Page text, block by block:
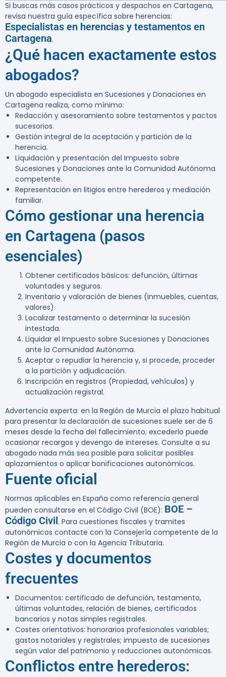
Si buscas más casos prácticos y despachos en Cartagena,
revisa nuestra guía específica sobre herencias:
Especialistas en herencias y testamentos en
Cartagena.
¿Qué hacen exactamente estos
abogados?
Un abogado especialista en Sucesiones y Donaciones en
Cartagena realiza, como mínimo:
Redacción y asesoramiento sobre testamentos y pactos
sucesorios.
Gestión integral de la aceptación y partición de la
herencia.
Liquidación y presentación del Impuesto sobre
Sucesiones y Donaciones ante la Comunidad Autónoma
competente.
Representación en litigios entre herederos y mediación
familiar.
Cómo gestionar una herencia
en Cartagena (pasos
esenciales)
Obtener certificados básicos: defunción, últimas
voluntades y seguros.
Inventario y valoración de bienes (inmuebles, cuentas,
valores).
Localizar testamento o determinar la sucesión
intestada.
Liquidar el Impuesto sobre Sucesiones y Donaciones
ante la Comunidad Autónoma.
Aceptar o repudiar la herencia y, si procede, proceder
a la partición y adjudicación.
Inscripción en registros (Propiedad, vehículos) y
actualización registral.
Advertencia experta: en la Región de Murcia el plazo habitual
para presentar la declaración de sucesiones suele ser de 6
meses desde la fecha del fallecimiento; excederlo puede
ocasionar recargos y devengo de intereses. Consulte a su
abogado nada más sea posible para solicitar posibles
aplazamientos o aplicar bonificaciones autonómicas.
Fuente oficial
Normas aplicables en España como referencia general
pueden consultarse en el Código Civil (BOE): BOE –
Código Civil. Para cuestiones fiscales y tramites
autonómicos contacte con la Consejería competente de la
Región de Murcia o con la Agencia Tributaria.
Costes y documentos
frecuentes
Documentos: certificado de defunción, testamento,
últimas voluntades, relación de bienes, certificados
bancarios y notas simples registrales.
Costes orientativos: honorarios profesionales variables;
gastos notariales y registrales; impuesto de sucesiones
según valor del patrimonio y reducciones autonómicas.
Conflictos entre herederos: